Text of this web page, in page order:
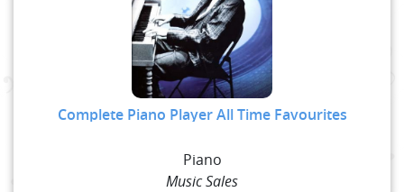
Complete Piano Player All Time Favourites
Piano
Music Sales